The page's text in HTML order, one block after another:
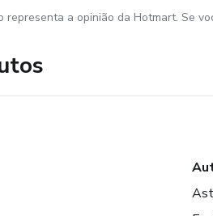
a opinião da Hotmart. Se